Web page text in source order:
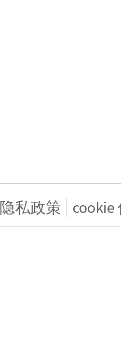
隐私政策 cookie